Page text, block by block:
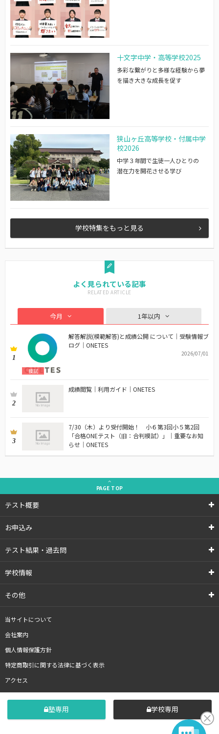
十文字中学・高等学校2025
多彩な繋がりと多様な経験から夢
を描き大きな成長を促す
狭山ヶ丘高等学校・付属中学
校2026
中学３年間で生徒一人ひとりの
潜在力を開花させる学び
学校特集をもっと見る
よく見られている記事
今月 1年以内
1
模試
解答解説(模範解答)と成績公開 について｜受験情報ブ
ログ｜ONETES
2026/07/01
2
成績閲覧｜利用ガイド｜ONETES
3
7/30（木）より受付開始！ 小６第3回小５第2回
「合格ONEテスト（旧：合判模試）」｜重要なお知
らせ｜ONETES
PAGE TOP
テスト概要
お申込み
テスト結果・過去問
学校情報
その他
当サイトについて
会社案内
個人情報保護方針
特定商取引に関する法律に基づく表示
アクセス
塾専用 学校専用